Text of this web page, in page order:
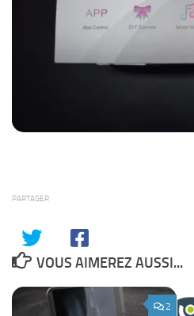
PARTAGER
VOUS AIMEREZ AUSSI...
2